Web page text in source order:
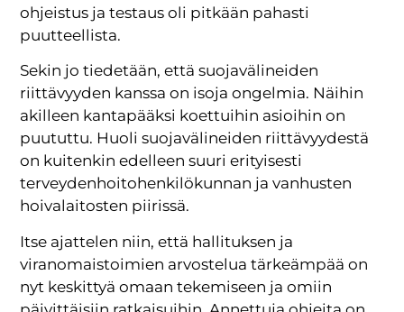
ohjeistus ja testaus oli pitkään pahasti
puutteellista.
Sekin jo tiedetään, että suojavälineiden
riittävyyden kanssa on isoja ongelmia. Näihin
akilleen kantapääksi koettuihin asioihin on
puututtu. Huoli suojavälineiden riittävyydestä
on kuitenkin edelleen suuri erityisesti
terveydenhoitohenkilökunnan ja vanhusten
hoivalaitosten piirissä.
Itse ajattelen niin, että hallituksen ja
viranomaistoimien arvostelua tärkeämpää on
nyt keskittyä omaan tekemiseen ja omiin